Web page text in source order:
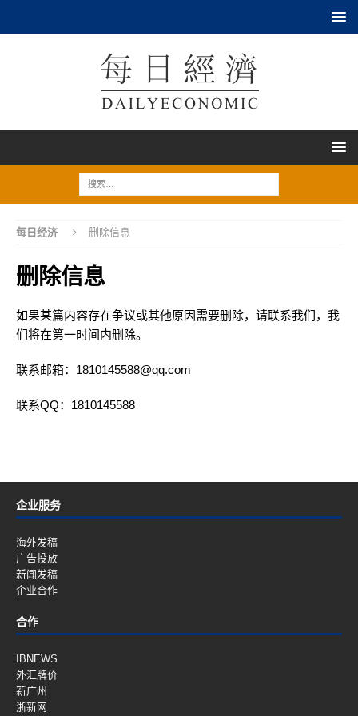
每日经济 删除信息
删除信息
如果某篇内容存在争议或其他原因需要删除，请联系我们，我
们将在第一时间内删除。
联系邮箱：1810145588@qq.com
联系QQ：1810145588
企业服务
海外发稿
广告投放
新闻发稿
企业合作
合作
IBNEWS
外汇牌价
新广州
浙新网